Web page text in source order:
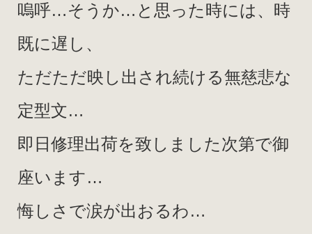
嗚呼…そうか…と思った時には、時
既に遅し、
ただただ映し出され続ける無慈悲な
定型文…
即日修理出荷を致しました次第で御
座います…
悔しさで涙が出おるわ…